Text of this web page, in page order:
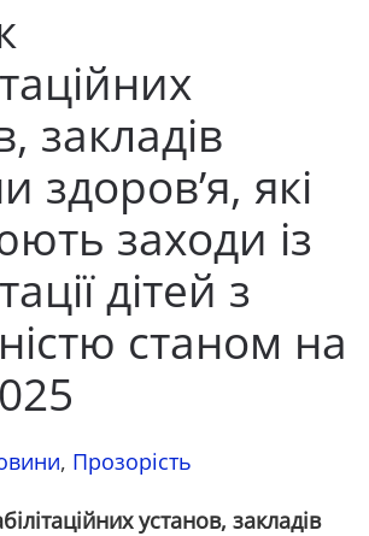
закладів
здоров’я, які
заходи із
дітей з
станом на
, Прозорість
установ, закладів